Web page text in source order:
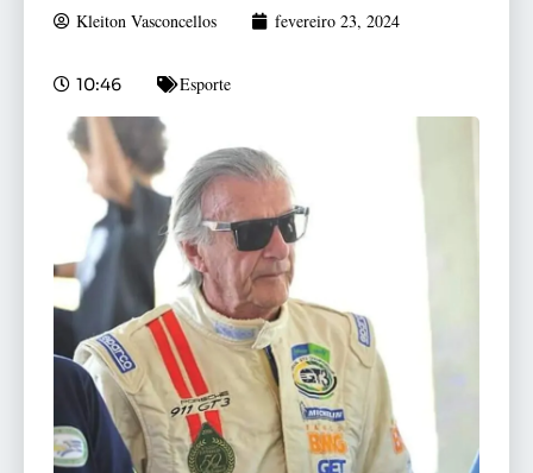
Kleiton Vasconcellos fevereiro 23, 2024
10:46 Esporte